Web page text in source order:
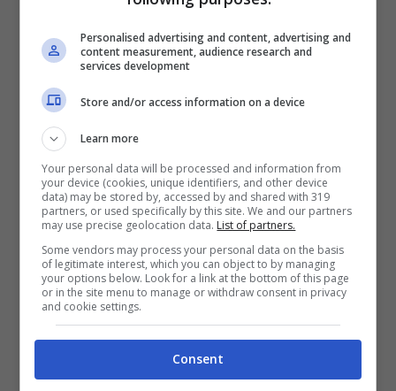
orecchie in questa posizione anche perché è
infastidito da qualcosa
perché è
esempio
gioco.
Come capire cosa vuole
comunicare il Micio con le
orecchie all’indietro
Come abbiamo potuto vedere nel paragrafo
precedente, sono molti i significati della
Personalised advertising and content, advertising and
content measurement, audience research and
services development
Store and/or access information on a device
Learn more
Your personal data will be processed and information from
your device (cookies, unique identifiers, and other device
data) may be stored by, accessed by and shared with 319
partners, or used specifically by this site. We and our partners
may use precise geolocation data. List of partners.
Some vendors may process your personal data on the basis
of legitimate interest, which you can object to by managing
your options below. Look for a link at the bottom of this page
or in the site menu to manage or withdraw consent in privacy
and cookie settings.
Consent